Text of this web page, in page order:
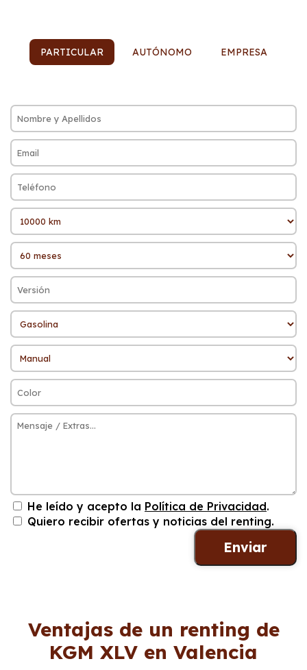
PARTICULAR AUTÓNOMO EMPRESA
He leído y acepto la Política de Privacidad.
Quiero recibir ofertas y noticias del renting.
Ventajas de un renting de
KGM XLV en Valencia